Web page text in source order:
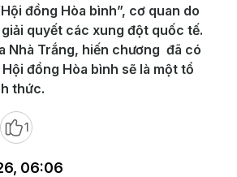
đồng Hòa bình”, cơ quan do
quyết các xung đột quốc tế.
Nhà Trắng, hiến chương đã có
đồng Hòa bình sẽ là một tổ
thức.
1
06:06